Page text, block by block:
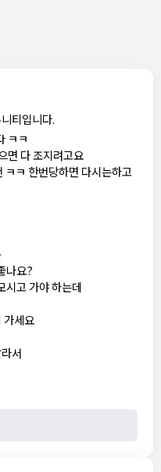
티입니다.
로 알려줌
가능한가요?
ㅋㅋ
면 다 조지려고요
ㅋㅋ 한번당하면 다시는하고
나요?
시고 가야 하는데
가세요
서